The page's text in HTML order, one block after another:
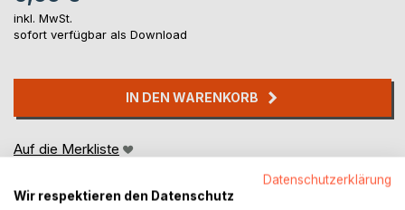
inkl. MwSt.
sofort verfügbar als Download
IN DEN WARENKORB
Auf die Merkliste
Datenschutzerklärung
Wir respektieren den Datenschutz